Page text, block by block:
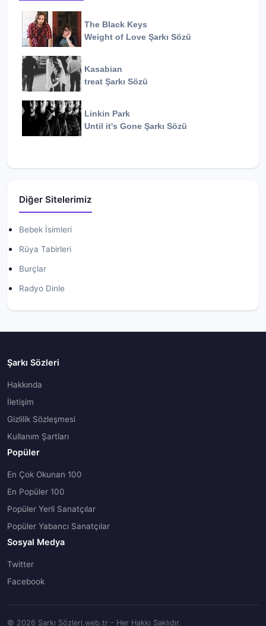
The Black Keys
Weight of Love Şarkı Sözü
Kasabian
treat Şarkı Sözü
Linkin Park
Until it's Gone Şarkı Sözü
Diğer Sitelerimiz
Bebek İsimleri
Rüya Tabirleri
Burçlar
Radyo Dinle
Şarkı Sözleri
Hakkında
İletişim
Gizlilik Sözleşmesi
Kullanım Şartları
Popüler
En Çok Okunan 100
En Popüler 100
Popüler Yerli Sanatçılar
Popüler Yabancı Sanatçılar
Sosyal Medya
Twitter
Facebook
© 2026 Şarkı Sözleri.web.tr - Her Hakkı Saklıdır.